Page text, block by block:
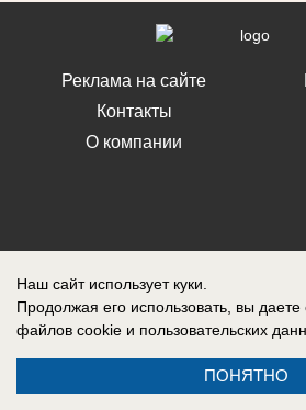
Реклама на сайте
Контакты
О компании
Наш сайт использует куки.
Продолжая его использовать, вы даете
файлов cookie и пользовательских
ПОНЯТНО